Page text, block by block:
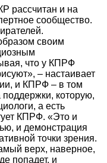
рассчитан и на
сообщество.
своим
что у КПРФ
– настаивает
и КПРФ – в том
которую,
а есть
КПРФ. «Это и
и демонстрация
точки зрения.
верх, наверное,
попадет, и